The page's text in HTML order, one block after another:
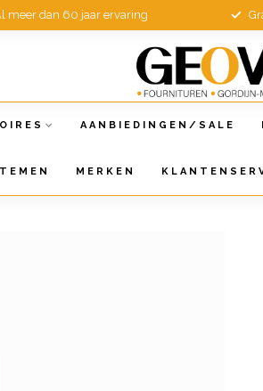
meer dan 60 jaar ervaring
AANBIEDINGEN/SALE
MERKEN